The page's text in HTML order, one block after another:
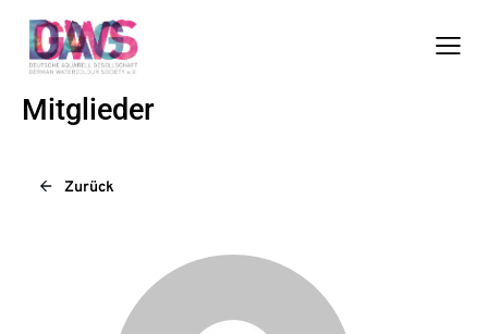
Mitglieder
Zurück